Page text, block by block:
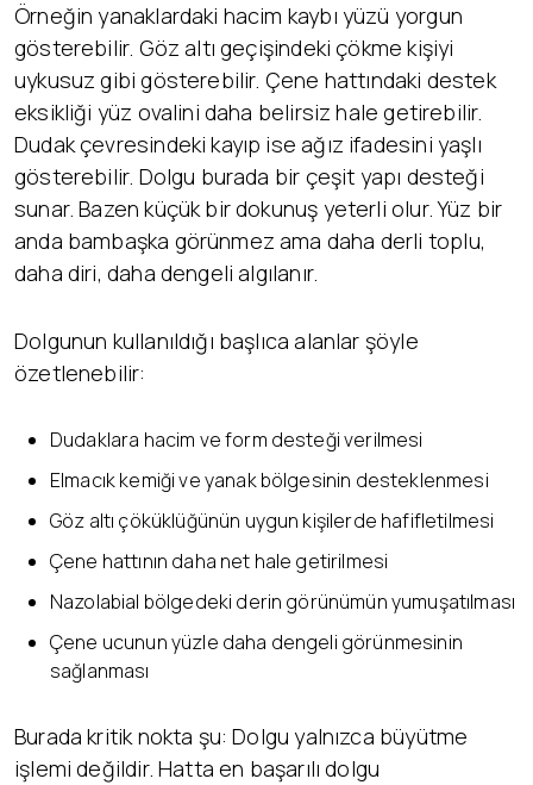
Örneğin yanaklardaki hacim kaybı yüzü yorgun
gösterebilir. Göz altı geçişindeki çökme kişiyi
uykusuz gibi gösterebilir. Çene hattındaki destek
eksikliği yüz ovalini daha belirsiz hale getirebilir.
Dudak çevresindeki kayıp ise ağız ifadesini yaşlı
gösterebilir. Dolgu burada bir çeşit yapı desteği
sunar. Bazen küçük bir dokunuş yeterli olur. Yüz bir
anda bambaşka görünmez ama daha derli toplu,
daha diri, daha dengeli algılanır.
Dolgunun kullanıldığı başlıca alanlar şöyle
özetlenebilir:
Dudaklara hacim ve form desteği verilmesi
Elmacık kemiği ve yanak bölgesinin desteklenmesi
Göz altı çöküklüğünün uygun kişilerde hafifletilmesi
Çene hattının daha net hale getirilmesi
Nazolabial bölgedeki derin görünümün yumuşatılması
Çene ucunun yüzle daha dengeli görünmesinin
sağlanması
Burada kritik nokta şu: Dolgu yalnızca büyütme
işlemi değildir. Hatta en başarılı dolgu